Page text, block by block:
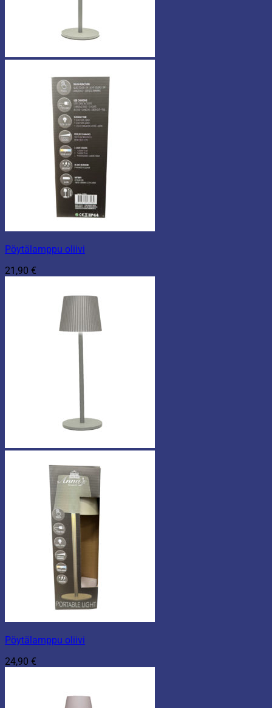
Pöytälamppu oliivi
21,90 €
Pöytälamppu oliivi
24,90 €